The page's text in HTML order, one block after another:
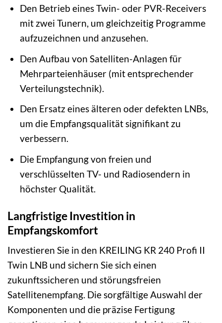
Den Betrieb eines Twin- oder PVR-Receivers
mit zwei Tunern, um gleichzeitig Programme
aufzuzeichnen und anzusehen.
Den Aufbau von Satelliten-Anlagen für
Mehrparteienhäuser (mit entsprechender
Verteilungstechnik).
Den Ersatz eines älteren oder defekten LNBs,
um die Empfangsqualität signifikant zu
verbessern.
Die Empfangung von freien und
verschlüsselten TV- und Radiosendern in
höchster Qualität.
Langfristige Investition in
Empfangskomfort
Investieren Sie in den KREILING KR 240 Profi II
Twin LNB und sichern Sie sich einen
zukunftssicheren und störungsfreien
Satellitenempfang. Die sorgfältige Auswahl der
Komponenten und die präzise Fertigung